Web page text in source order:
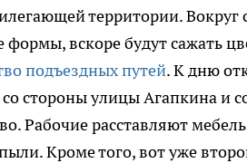
территории. Вокруг
вскоре будут сажать
подъездных путей. К дню
стороны улицы Агапкина и
Рабочие расставляют
Кроме того, вот уже